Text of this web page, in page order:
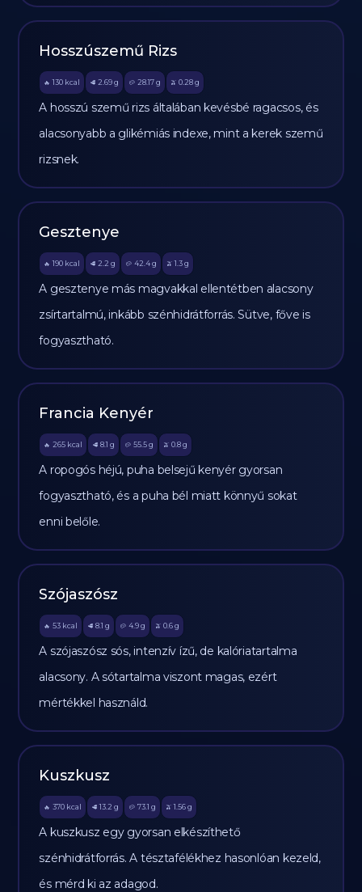
Hosszúszemű Rizs
🔥 130 kcal 🥩 2.69 g 🥔 28.17g 🫒 0.28 g
A hosszú szemű rizs általában kevésbé ragacsos, és
alacsonyabb a glikémiás indexe, mint a kerek szemű
rizsnek.
Gesztenye
🔥 190 kcal 🥩 2.2 g 🥔 42.4g 🫒 1.3 g
A gesztenye más magvakkal ellentétben alacsony
zsírtartalmú, inkább szénhidrátforrás. Sütve, főve is
fogyasztható.
Francia Kenyér
🔥 265 kcal 🥩 8.1 g 🥔 55.5g 🫒 0.8 g
A ropogós héjú, puha belsejű kenyér gyorsan
fogyasztható, és a puha bél miatt könnyű sokat
enni belőle.
Szójaszósz
🔥 53 kcal 🥩 8.1 g 🥔 4.9g 🫒 0.6 g
A szójaszósz sós, intenzív ízű, de kalóriatartalma
alacsony. A sótartalma viszont magas, ezért
mértékkel használd.
Kuszkusz
🔥 370 kcal 🥩 13.2 g 🥔 73.1 g 🫒 1.56 g
A kuszkusz egy gyorsan elkészíthető
szénhidrátforrás. A tésztafélékhez hasonlóan kezeld,
és mérd ki az adagod.